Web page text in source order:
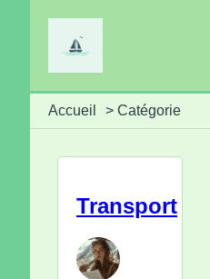
Accueil > Catégorie
Transport